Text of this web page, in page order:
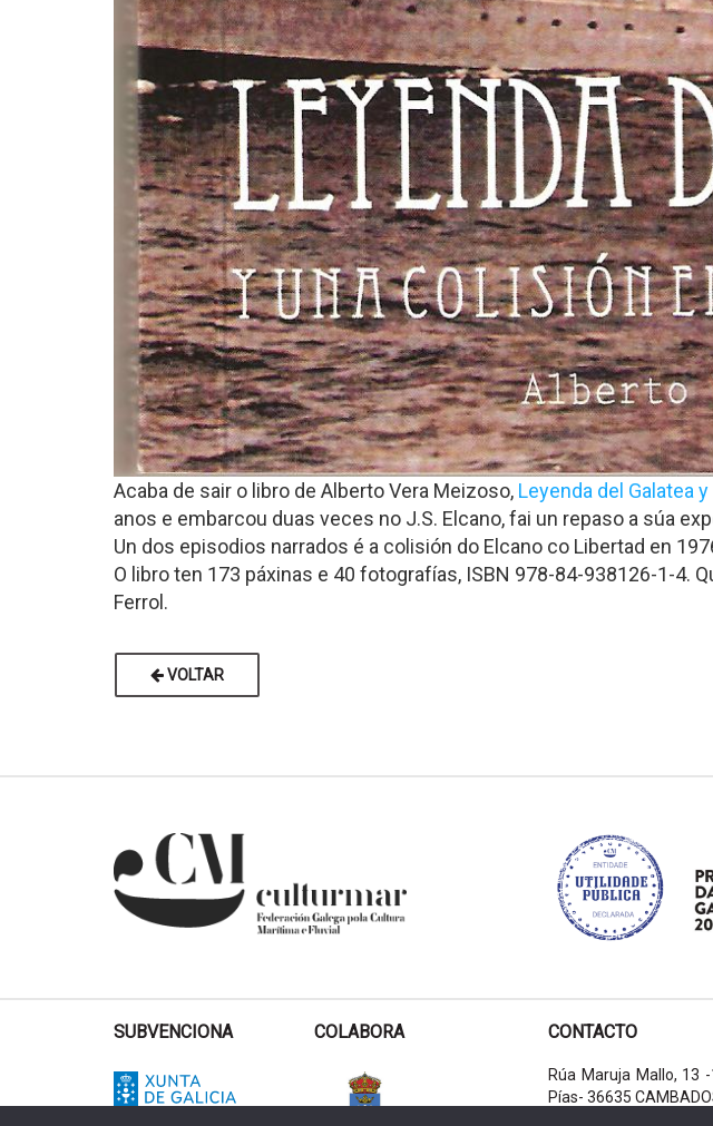
Acaba de sair o libro de Alberto Vera Meizoso, Leyenda del Galatea
anos e embarcou duas veces no J.S. Elcano, fai un repaso a súa
Un dos episodios narrados é a colisión do Elcano co Libertad en
O libro ten 173 páxinas e 40 fotografías, ISBN 978-84-938126-1-4.
Ferrol.
VOLTAR
SUBVENCIONA COLABORA CONTACTO
Rúa Maruja Mallo, 13
Pías- 36635